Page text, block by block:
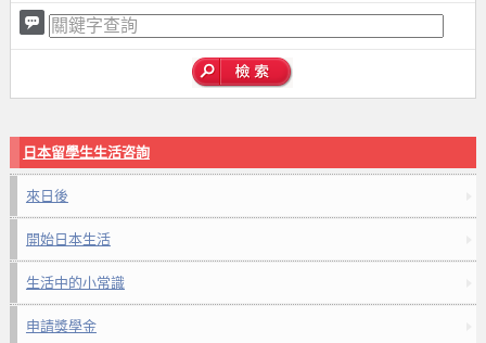
日本留學生生活咨詢
來日後
開始日本生活
生活中的小常識
申請獎學金